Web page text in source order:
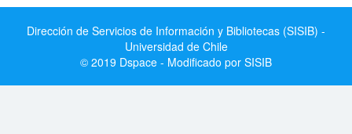
Dirección de Servicios de Información y Bibliotecas (SISIB) -
Universidad de Chile
© 2019 Dspace - Modificado por SISIB